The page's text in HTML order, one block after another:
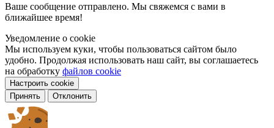
Ваше сообщение отправлено. Мы свяжемся с вами в
ближайшее время!
Уведомление о cookie
Мы используем куки, чтобы пользоваться сайтом было
удобно. Продолжая использовать наш сайт, вы соглашаетесь
на обработку файлов cookie
Настроить cookie
Принять
Отклонить